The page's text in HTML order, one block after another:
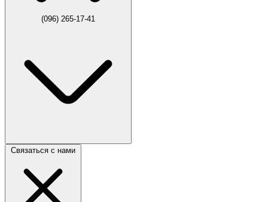
(096) 265-17-41
Связаться с нами